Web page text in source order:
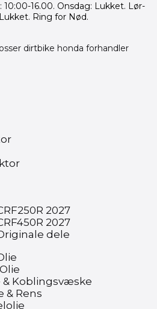
10:00-16.00. Onsdag: Lukket. Lør-
Ring for Nød.
2027
2027
dele
& Koblingsvæske
& Rens